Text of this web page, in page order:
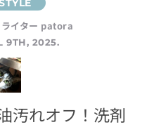
ライター patora
9TH, 2025.
汚れオフ！洗剤